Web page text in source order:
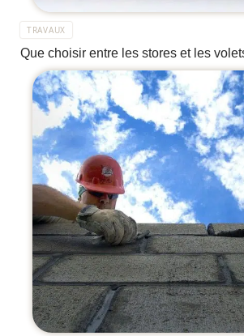
TRAVAUX
Que choisir entre les stores et les